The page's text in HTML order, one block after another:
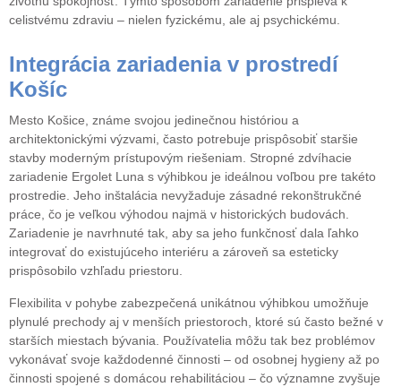
celistvému zdraviu – nielen fyzickému, ale aj psychickému.
Integrácia zariadenia v prostredí
Košíc
Mesto Košice, známe svojou jedinečnou históriou a
architektonickými výzvami, často potrebuje prispôsobiť staršie
stavby moderným prístupovým riešeniam. Stropné zdvíhacie
zariadenie Ergolet Luna s výhibkou je ideálnou voľbou pre takéto
prostredie. Jeho inštalácia nevyžaduje zásadné rekonštrukčné
práce, čo je veľkou výhodou najmä v historických budovách.
Zariadenie je navrhnuté tak, aby sa jeho funkčnosť dala ľahko
integrovať do existujúceho interiéru a zároveň sa esteticky
prispôsobilo vzhľadu priestoru.
Flexibilita v pohybe zabezpečená unikátnou výhibkou umožňuje
plynulé prechody aj v menších priestoroch, ktoré sú často bežné v
starších miestach bývania. Používatelia môžu tak bez problémov
vykonávať svoje každodenné činnosti – od osobnej hygieny až po
činnosti spojené s domácou rehabilitáciou – čo významne zvyšuje